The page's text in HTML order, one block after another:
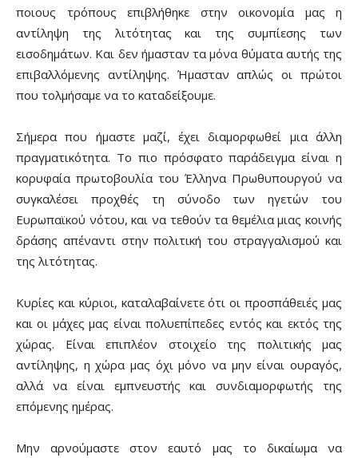
ποιους τρόπους επιβλήθηκε στην οικονομία μας η
αντίληψη της λιτότητας και της συμπίεσης των
εισοδημάτων. Και δεν ήμασταν τα μόνα θύματα αυτής της
επιβαλλόμενης αντίληψης. Ήμασταν απλώς οι πρώτοι
που τολμήσαμε να το καταδείξουμε.
Σήμερα που ήμαστε μαζί, έχει διαμορφωθεί μια άλλη
πραγματικότητα. Το πιο πρόσφατο παράδειγμα είναι η
κορυφαία πρωτοβουλία του Έλληνα Πρωθυπουργού να
συγκαλέσει προχθές τη σύνοδο των ηγετών του
Ευρωπαϊκού νότου, και να τεθούν τα θεμέλια μιας κοινής
δράσης απέναντι στην πολιτική του στραγγαλισμού και
της λιτότητας.
Κυρίες και κύριοι, καταλαβαίνετε ότι οι προσπάθειές μας
και οι μάχες μας είναι πολυεπίπεδες εντός και εκτός της
χώρας. Είναι επιπλέον στοιχείο της πολιτικής μας
αντίληψης, η χώρα μας όχι μόνο να μην είναι ουραγός,
αλλά να είναι εμπνευστής και συνδιαμορφωτής της
επόμενης ημέρας.
Μην αρνούμαστε στον εαυτό μας το δικαίωμα να